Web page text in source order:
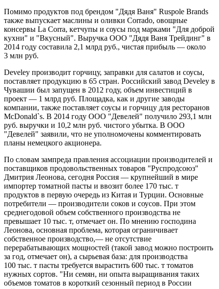
Помимо продуктов под брендом "Дядя Ваня" Ruspole Brands
также выпускает маслины и оливки Corrado, овощные
консервы La Corra, кетчупы и соусы под марками "Для доброй
кухни" и "Вкусный". Выручка ООО "Дядя Ваня Трейдинг" в
2014 году составила 2,1 млрд руб., чистая прибыль — около
3 млн руб.
Develey производит горчицу, заправки для салатов и соусы,
поставляет продукцию в 65 стран. Российский завод Develey в
Чувашии был запущен в 2012 году, объем инвестиций в
проект — 1 млрд руб. Площадка, как и другие заводы
компании, также поставляет соусы и горчицу для ресторанов
McDonald`s. В 2014 году ООО "Девелей" получило 293,1 млн
руб. выручки и 10,2 млн руб. чистого убытка. В ООО
"Девелей" заявили, что не уполномочены комментировать
планы немецкого акционера.
По словам зампреда правления ассоциации производителей и
поставщиков продовольственных товаров "Руспродсоюз"
Дмитрия Леонова, сегодня Россия — крупнейший в мире
импортер томатной пасты и ввозит более 170 тыс. т
продуктов в первую очередь из Китая и Турции. Основные
потребители — производители соков и соусов. При этом
среднегодовой объем собственного производства не
превышает 10 тыс. т, отмечает он. По мнению господина
Леонова, основная проблема, которая ограничивает
собственное производство,— не отсутствие
перерабатывающих мощностей (такой завод можно построить
за год, отмечает он), а сырьевая база: для производства
100 тыс. т пасты требуется вырастить 600 тыс. т томатов
нужных сортов. "Ни семян, ни опыта выращивания таких
объемов томатов в короткий сезонный период в России